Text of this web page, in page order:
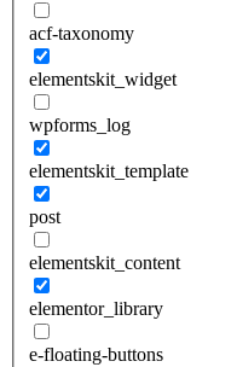
acf-taxonomy
elementskit_widget
wpforms_log
elementskit_template
post
elementskit_content
elementor_library
e-floating-buttons